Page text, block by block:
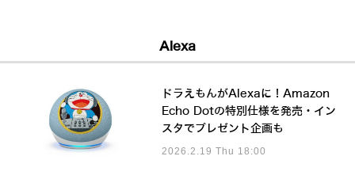
Alexa
ドラえもんがAlexaに！Amazon
Echo Dotの特別仕様を発売・イン
スタでプレゼント企画も
2026.2.19 Thu 18:00